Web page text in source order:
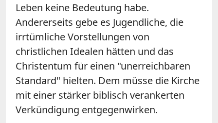
Leben keine Bedeutung habe.
Andererseits gebe es Jugendliche, die
irrtümliche Vorstellungen von
christlichen Idealen hätten und das
Christentum für einen "unerreichbaren
Standard" hielten. Dem müsse die Kirche
mit einer stärker biblisch verankerten
Verkündigung entgegenwirken.